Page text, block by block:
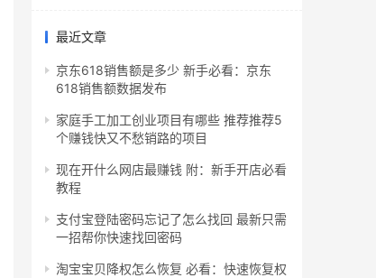
最近文章
京东618销售额是多少 新手必看：京东
618销售额数据发布
家庭手工加工创业项目有哪些 推荐推荐5
个赚钱快又不愁销路的项目
现在开什么网店最赚钱 附：新手开店必看
教程
支付宝登陆密码忘记了怎么找回 最新只需
一招帮你快速找回密码
淘宝宝贝降权怎么恢复 必看：快速恢复权